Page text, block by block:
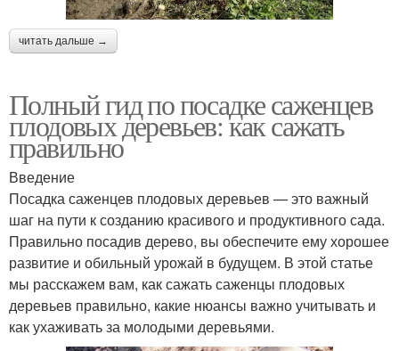
читать дальше →
Полный гид по посадке саженцев
плодовых деревьев: как сажать
правильно
Введение
Посадка саженцев плодовых деревьев — это важный
шаг на пути к созданию красивого и продуктивного сада.
Правильно посадив дерево, вы обеспечите ему хорошее
развитие и обильный урожай в будущем. В этой статье
мы расскажем вам, как сажать саженцы плодовых
деревьев правильно, какие нюансы важно учитывать и
как ухаживать за молодыми деревьями.